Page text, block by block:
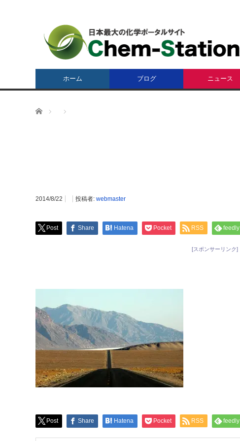
ホーム ブログ ニュース
ホーム
2014/8/22 投稿者: webmaster
Post Share Hatena Pocket RSS feedly
[スポンサーリンク]
Post Share Hatena Pocket RSS feedly